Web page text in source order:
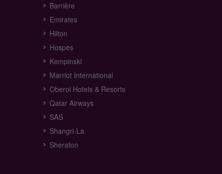
Barrière
Emirates
Hilton
Hospes
Kempinski
Marriot International
Oberoi Hotels & Resorts
Qatar Airways
SAS
Shangri-La
Sheraton